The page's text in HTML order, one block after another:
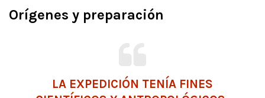
Orígenes y preparación
LA EXPEDICIÓN TENÍA FINES